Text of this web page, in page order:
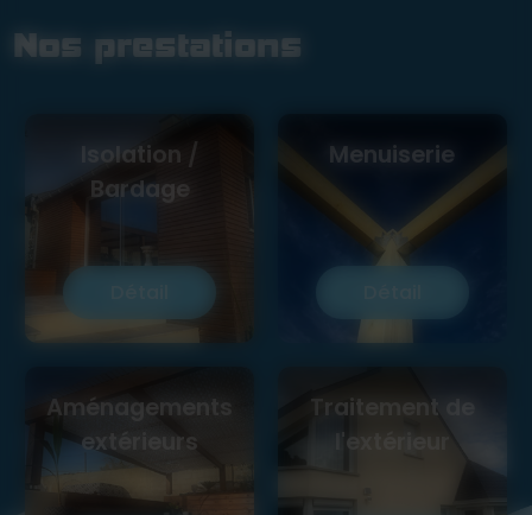
Nos prestations
Isolation /
Bardage
Menuiserie
Aménagements
extérieurs
Traitement de
l'extérieur